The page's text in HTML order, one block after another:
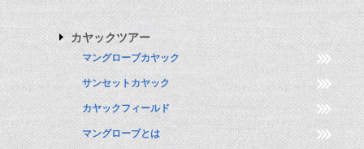
カヤックツアー
マングローブカヤック
サンセットカヤック
カヤックフィールド
マングローブとは